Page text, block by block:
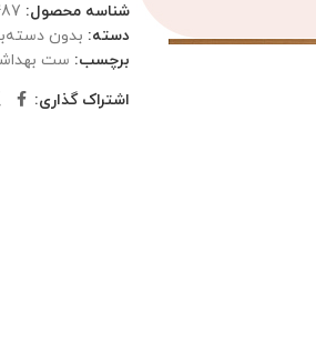
شناسه محصول:
دسته: بدون
برچسب: ست
اشتراک گذاری: